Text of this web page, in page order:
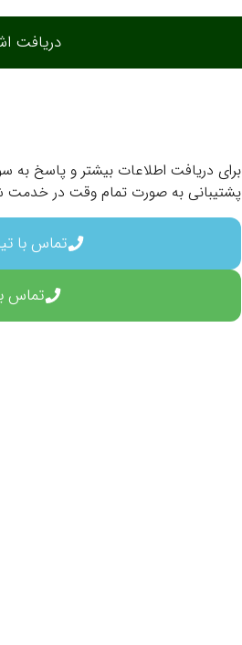
دریافت
برای دریافت اطلاعات بیشتر و پاسخ به
پشتیبانی به صورت تمام وقت در
تماس با تیم
تماس با